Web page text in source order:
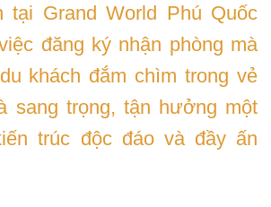
tại Grand World Phú Quốc
đăng ký nhận phòng mà
khách đắm chìm trong vẻ
sang trọng, tận hưởng một
trúc độc đáo và đầy ấn